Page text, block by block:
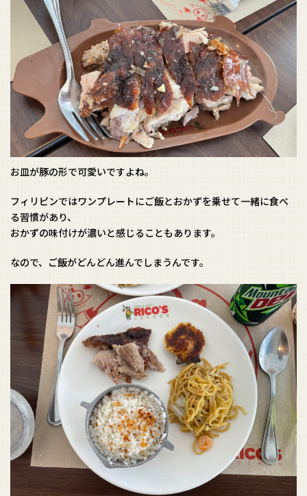
お皿が豚の形で可愛いですよね。
フィリピンではワンプレートにご飯とおかずを乗せて一緒に食べ
る習慣があり、
おかずの味付けが濃いと感じることもあります。
なので、ご飯がどんどん進んでしまうんです。